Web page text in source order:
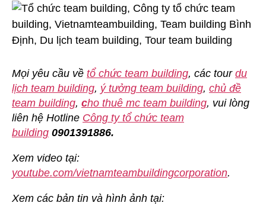
Mọi yêu cầu về tổ chức team building, các tour du
lịch team building, ý tưởng team building, chủ đề
team building, cho thuê mc team building, vui lòng
liên hệ Hotline Công ty tổ chức team
building 0901391886.
Xem video tại:
youtube.com/vietnamteambuildingcorporation.
Xem các bản tin và hình ảnh tại: